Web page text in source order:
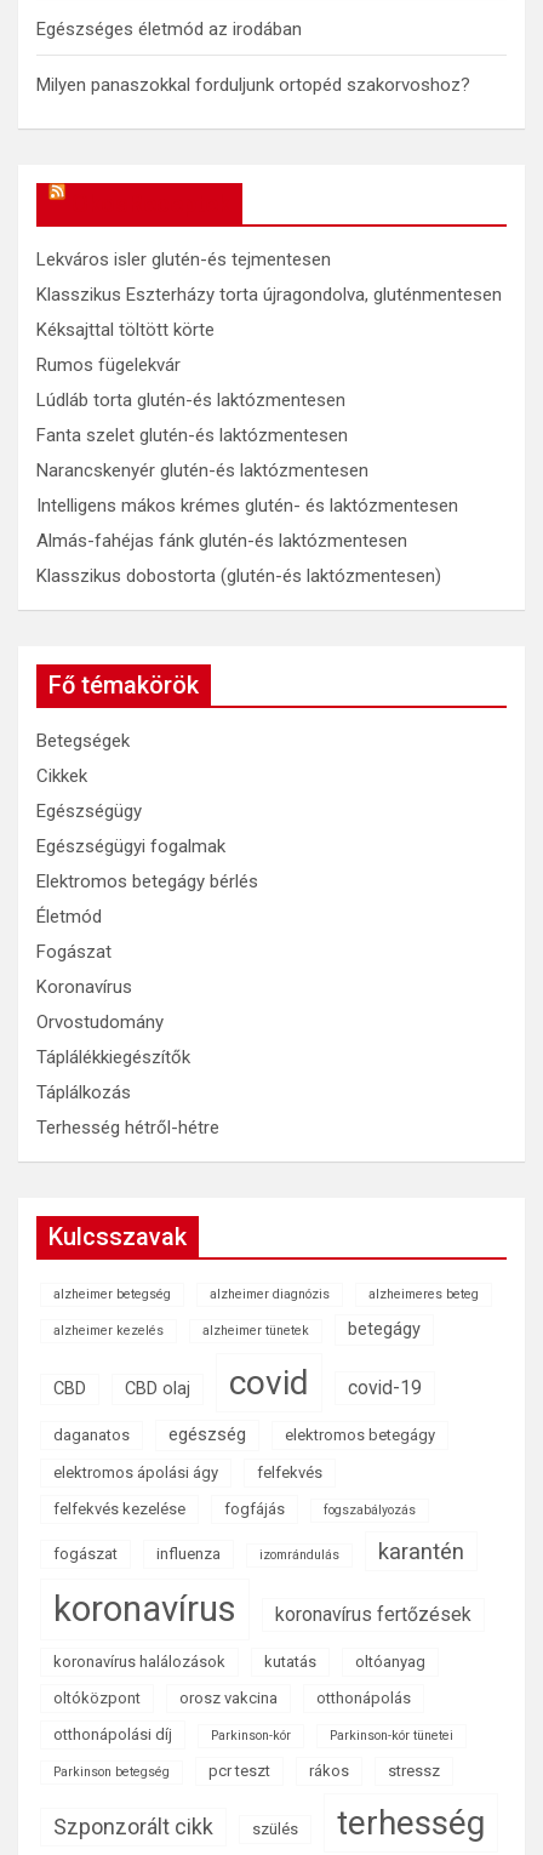
Egészséges életmód az irodában
Milyen panaszokkal forduljunk ortopéd szakorvoshoz?
Lekváros isler glutén-és tejmentesen
Klasszikus Eszterházy torta újragondolva, gluténmentesen
Kéksajttal töltött körte
Rumos fügelekvár
Lúdláb torta glutén-és laktózmentesen
Fanta szelet glutén-és laktózmentesen
Narancskenyér glutén-és laktózmentesen
Intelligens mákos krémes glutén- és laktózmentesen
Almás-fahéjas fánk glutén-és laktózmentesen
Klasszikus dobostorta (glutén-és laktózmentesen)
Fő témakörök
Betegségek
Cikkek
Egészségügy
Egészségügyi fogalmak
Elektromos betegágy bérlés
Életmód
Fogászat
Koronavírus
Orvostudomány
Táplálékkiegészítők
Táplálkozás
Terhesség hétről-hétre
Kulcsszavak
alzheimer betegség alzheimer diagnózis alzheimeres beteg
alzheimer kezelés alzheimer tünetek betegágy
CBD CBD olaj covid covid-19
daganatos egészség elektromos betegágy
elektromos ápolási ágy
felfekvés
felfekvés kezelése
fogfájás fogszabályozás
fogászat influenza izomrándulás karantén
koronavírus koronavírus fertőzések
koronavírus halálozások kutatás
oltóanyag
oltóközpont
orosz vakcina
otthonápolás
otthonápolási díj
Parkinson-kór Parkinson-kór tünetei
Parkinson betegség pcr teszt rákos stressz
Szponzorált cikk szülés terhesség